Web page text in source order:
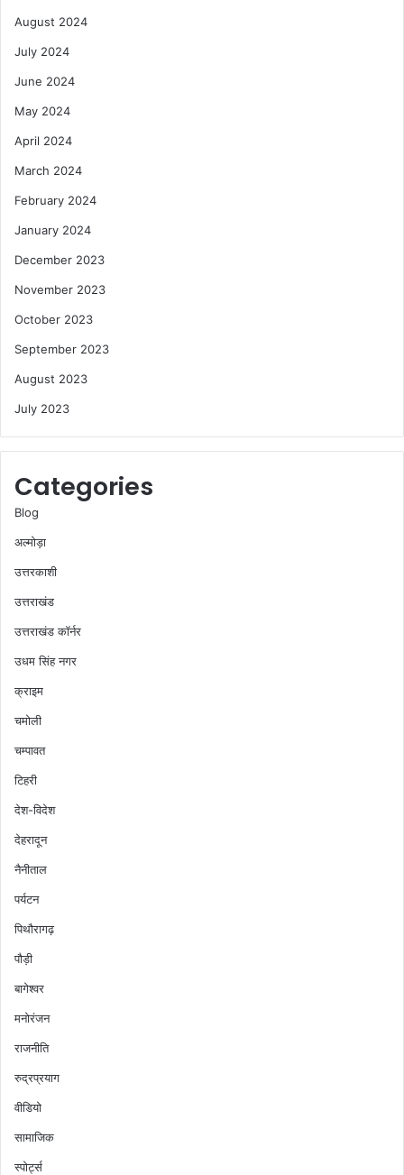
August 2024
July 2024
June 2024
May 2024
April 2024
March 2024
February 2024
January 2024
December 2023
November 2023
October 2023
September 2023
August 2023
July 2023
Categories
Blog
अल्मोड़ा
उत्तरकाशी
उत्तराखंड
उत्तराखंड कॉर्नर
उधम सिंह नगर
क्राइम
चमोली
चम्पावत
टिहरी
देश-विदेश
देहरादून
नैनीताल
पर्यटन
पिथौरागढ़
पौड़ी
बागेश्वर
मनोरंजन
राजनीति
रुद्रप्रयाग
वीडियो
सामाजिक
स्पोर्ट्स